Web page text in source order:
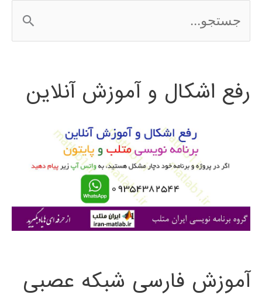
س
ج
ی
رفع اشکال و آموزش آنلاین
آموزش فارسی شبکه عصبی